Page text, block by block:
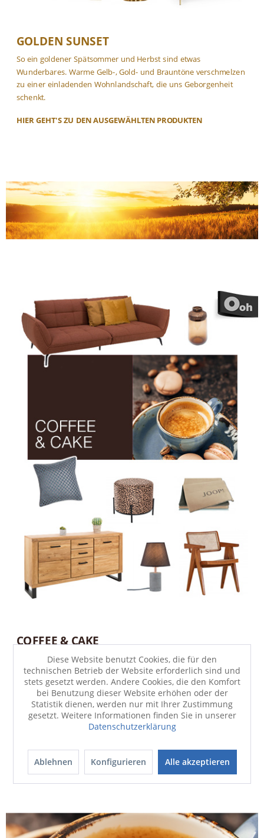
COFFEE & CAKE
Der Duft von Kaffee am Morgen ist unvergleichlich und wir
lieben das feine Aroma und die typischen Kaffee-Farbtöne von
dunkelbraun bis creme. In Kombination mit der Farbe Blau
erzeugen wir eine ruhige, gelassene und natürliche Atmosphäre,
die sich nicht nur für das Wohnzimmer eignet, sondern auch für
unser Schlafzimmer.
HIER GEHT'S ZU DEN
AUSGEWÄHLTEN PRODUKTEN
GOLDEN SUNSET
So ein goldener Spätsommer und Herbst sind etwas
Wunderbares. Warme Gelb-, Gold- und Brauntöne verschmelzen
zu einer einladenden Wohnlandschaft, die uns Geborgenheit
schenkt.
HIER GEHT'S ZU DENAUSGEWÄHLTEN PRODUKTEN
Diese Website benutzt Cookies, die für den
technischen Betrieb der Website erforderlich sind und
stets gesetzt werden. Andere Cookies, die den Komfort
bei Benutzung dieser Website erhöhen oder der
Statistik dienen, werden nur mit Ihrer Zustimmung
gesetzt. Weitere Informationen finden Sie in unserer
Datenschutzerklärung
Ablehnen Konfigurieren Alle akzeptieren